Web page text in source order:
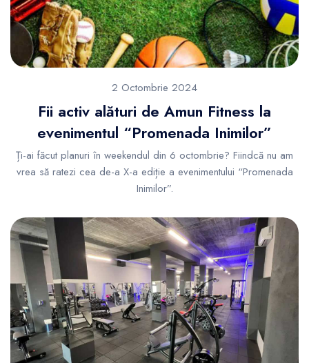
2 Octombrie 2024
Fii activ alături de Amun Fitness la
evenimentul “Promenada Inimilor”
Ți-ai făcut planuri în weekendul din 6 octombrie? Fiindcă nu am
vrea să ratezi cea de-a X-a ediție a evenimentului “Promenada
Inimilor”.